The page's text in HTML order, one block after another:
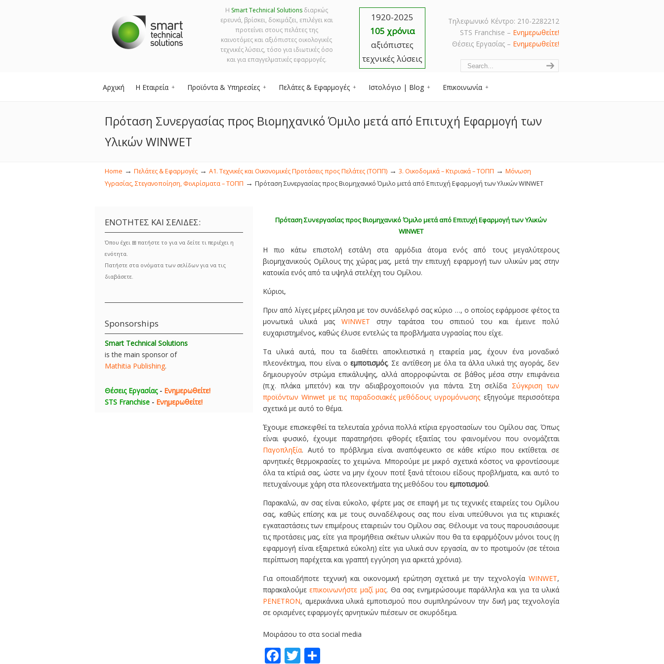
Η Smart Technical Solutionsδιαρκώς
ερευνά, βρίσκει, δοκιμάζει, επιλέγει και
προτείνει στους πελάτες της
καινοτόμες και αξιόπιστες οικολογικές
τεχνικές λύσεις, τόσο για ιδιωτικές όσο
και για επαγγελματικές εφαρμογές.
1920-2025
105 χρόνια
αξιόπιστες
τεχνικές λύσεις
Τηλεφωνικό Κέντρο: 210-2282212
STS Franchise – Ενημερωθείτε!
Θέσεις Εργασίας – Ενημερωθείτε!
Αρχική Η Εταιρεία Προϊόντα & Υπηρεσίες Πελάτες & Εφαρμογές Ιστολόγιο | Blog Επικοινωνία
Πρόταση Συνεργασίας προς Βιομηχανικό Όμιλο μετά από Επιτυχή Εφαρμογή των
Υλικών WINWET
Home → Πελάτες & Εφαρμογές → Α1. Τεχνικές και Οικονομικές Προτάσεις προς Πελάτες (ΤΟΠΠ) → 3. Οικοδομικά – Κτιριακά – ΤΟΠΠ → Μόνωση
Υγρασίας, Στεγανοποίηση, Φινιρίσματα – ΤΟΠΠ → Πρόταση Συνεργασίας προς Βιομηχανικό Όμιλο μετά από Επιτυχή Εφαρμογή των Υλικών WINWET
Πρόταση Συνεργασίας προς Βιομηχανικό Όμιλο μετά από Επιτυχή Εφαρμογή των Υλικών
WINWET
Η πιο κάτω επιστολή εστάλη στα αρμόδια άτομα ενός από τους μεγαλύτερους
βιομηχανικούς Ομίλους της χώρας μας, μετά την επιτυχή εφαρμογή των υλικών μας στην
κατοικία ενός από τα υψηλά στελέχη του Ομίλου.
Κύριοι,
Πριν από λίγες μέρες μίλησα με τον συνάδελφό σας κύριο …, ο οποίος εφάρμοσε φέτος τα
μονωτικά υλικά μας WINWET στην ταράτσα του σπιτιού του και έμεινε πολύ
ευχαριστημένος, καθώς έλυσε εντελώς τα προβλήματα υγρασίας που είχε.
Τα υλικά αυτά, που τα διαθέτει αποκλειστικά η εταιρεία μας, έχουν ένα μοναδικό
πλεονέκτημα, που είναι οεμποτισμός. Σε αντίθεση με όλα τα άλλα υλικά της αγοράς, δεν
δημιουργούν στρώμα επικάλυψης, αλλά απορροφώνται σε βάθος μέσα στην επιφάνεια
(π.χ. πλάκα μπετόν) και την αδιαβροχοποιούν για πάντα. Στη σελίδα Σύγκριση των
προϊόντων Winwet με τις παραδοσιακές μεθόδους υγρομόνωσης εξηγούμε περισσότερα
σχετικά με αυτό το θέμα.
Έχουμε επισκεφθεί τα τελευταία χρόνια πολλά κτίρια εργοστασίων του Ομίλου σας. Όπως
είναι φυσικό, έχουμε παρατηρήσει φθορές εξαιτίας του φαινομένου που ονομάζεται
Παγοπληξία. Αυτό το πρόβλημα είναι αναπόφευκτο σε κάθε κτίριο που εκτίθεται σε
αρνητικές θερμοκρασίες το χειμώνα. Μπορούμε με μικρό σχετικά κόστος να φροντίσουμε
όλα τα κτίριά σας, ώστε να μην έχουν ποτέ ξανά τέτοιου είδους προβλήματα, και αυτό το
πετυχαίνουμε χάρη στα πλεονεκτήματα της μεθόδου του εμποτισμού.
Παρακαλώ, αν σας είναι εύκολο, φέρτε μας σε επαφή με τις τεχνικές εταιρείες του Ομίλου
σας, καθώς επίσης και με τους συναδέλφους σας που είναι υπεύθυνοι για τις κτιριακές
εγκαταστάσεις των επιμέρους εταιρειών του Ομίλου σας. Θέλουμε να τους παρουσιάσουμε
τις προτάσεις μας, είτε για προμήθεια σκέτων υλικών που θα τα εφαρμόζουν μόνοι τους (η
εφαρμογή είναι εξαιρετικά εύκολη) είτε για υλικά συν εργασία, αν το προτιμούν (σε τέτοια
περίπτωση παρέχεται και γραπτή εγγύηση για αρκετά χρόνια).
Για οποιαδήποτε τεχνική και οικονομική ερώτηση σχετικά με την τεχνολογία WINWET,
παρακαλούμεεπικοινωνήστε μαζί μας. Θα σας ενημερώσουμε παράλληλα και για τα υλικά
PENETRON, αμερικάνικα υλικά εμποτισμού που συμπληρώνουν την δική μας τεχνολογία
σε ορισμένες εφαρμογές αρνητικών πιέσεων σε σκυρόδεμα.
Μοιράσου το στα social media
Facebook
Twitter
ΕΝΟΤΗΤΕΣ ΚΑΙ ΣΕΛΙΔΕΣ:
Όπου έχει ⊞ πατήστε το για να δείτε τι περιέχει η
ενότητα.
Πατήστε στα ονόματα των σελίδων για να τις
διαβάσετε.
Sponsorships
Smart Technical Solutions
is the main sponsor of
Mathitia Publishing.
Θέσεις Εργασίας - Ενημερωθείτε!
STS Franchise - Ενημερωθείτε!